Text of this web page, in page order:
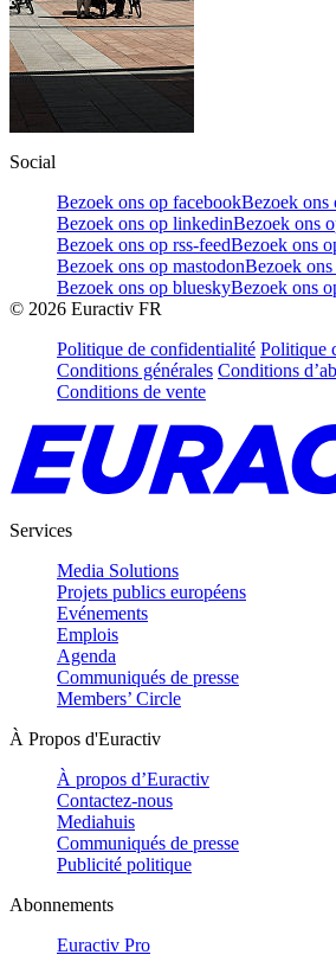
Social
Bezoek ons op facebookBezoek ons
Bezoek ons op linkedinBezoek ons
Bezoek ons op rss-feedBezoek ons
Bezoek ons op mastodonBezoek
Bezoek ons op blueskyBezoek ons
© 2026 Euractiv FR
Politique de confidentialité Politique
Conditions générales Conditions
Conditions de vente
Services
Media Solutions
Projets publics européens
Evénements
Emplois
Agenda
Communiqués de presse
Members’ Circle
À Propos d'Euractiv
À propos d’Euractiv
Contactez-nous
Mediahuis
Communiqués de presse
Publicité politique
Abonnements
Euractiv Pro